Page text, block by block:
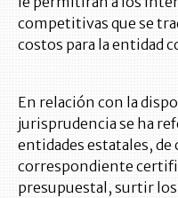
competitivas que se
costos para la entidad
En relación con la
jurisprudencia se ha
entidades estatales, de
correspondiente
presupuestal, surtir